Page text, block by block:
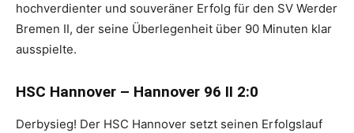
hochverdienter und souveräner Erfolg für den SV Werder
Bremen II, der seine Überlegenheit über 90 Minuten klar
ausspielte.
HSC Hannover – Hannover 96 II 2:0
Derbysieg! Der HSC Hannover setzt seinen Erfolgslauf